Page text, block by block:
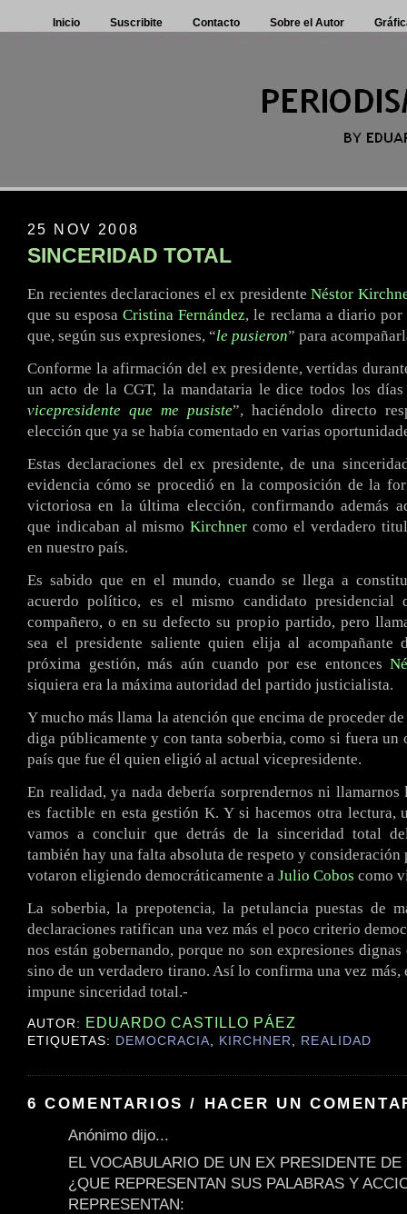
Inicio Suscribite Contacto Sobre el Autor
25 NOV 2008
SINCERIDAD TOTAL
En recientes declaraciones el ex presidenteNéstor
que su esposaCristina Fernández, le reclama a diario
que, según sus expresiones, “le pusieron” para
Conforme la afirmación del ex presidente, vertidas
un acto de la CGT, la mandataria le dice todos los
vicepresidente que me pusiste”, haciéndolo directo
elección que ya se había comentado en varias
Estas declaraciones del ex presidente, de una
evidencia cómo se procedió en la composición de la
victoriosa en la última elección, confirmando además
que indicaban al mismoKirchner como el verdadero
en nuestro país.
Es sabido que en el mundo, cuando se llega a
acuerdo político, es el mismo candidato presidencial
compañero, o en su defecto su propio partido, pero
sea el presidente saliente quien elija al acompañante
próxima gestión, más aún cuando por ese entonces
siquiera era la máxima autoridad del partido justicialista.
Y mucho más llama la atención que encima de proceder de
diga públicamente y con tanta soberbia, como si fuera
país que fue él quien eligió al actual vicepresidente.
En realidad, ya nada debería sorprendernos ni llamarnos
es factible en esta gestión K. Y si hacemos otra lectura,
vamos a concluir que detrás de la sinceridad total
también hay una falta absoluta de respeto y consideración
votaron eligiendo democráticamente a Julio Cobos como
La soberbia, la prepotencia, la petulancia puestas de
declaraciones ratifican una vez más el poco criterio
nos están gobernando, porque no son expresiones dignas
sino de un verdadero tirano. Así lo confirma una vez más,
impune sinceridad total.-
AUTOR: EDUARDO CASTILLO PÁEZ
ETIQUETAS: DEMOCRACIA, KIRCHNER, REALIDAD
6 COMENTARIOS / HACER UN
Anónimo dijo...
EL VOCABULARIO DE UN EX PRESIDENTE DE
¿QUE REPRESENTAN SUS PALABRAS Y
REPRESENTAN: